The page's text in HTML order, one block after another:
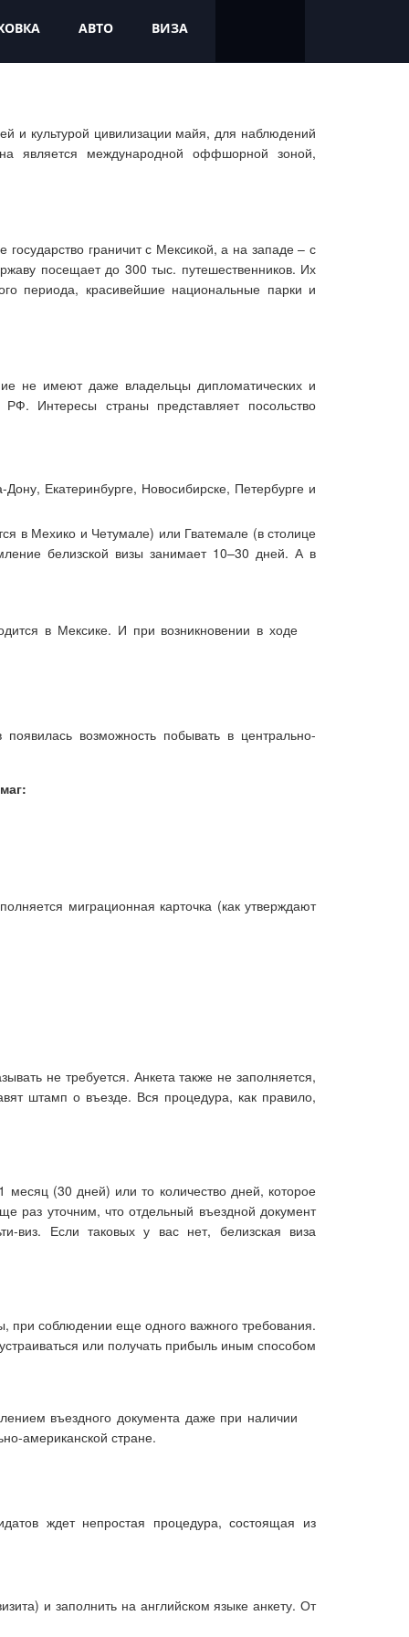
АВТО ВИЗА
и культурой цивилизации майя, для наблюдений
является международной оффшорной зоной,
граничит с Мексикой, а на западе – с
посещает до 300 тыс. путешественников. Их
периода, красивейшие национальные парки и
не имеют даже владельцы дипломатических и
РФ. Интересы страны представляет посольство
Екатеринбурге, Новосибирске, Петербурге и
в Мехико и Четумале) или Гватемале (в столице
белизской визы занимает 10–30 дней. А в
в Мексике. И при возникновении в ходе
возможность побывать в центрально-
миграционная карточка (как утверждают
не требуется. Анкета также не заполняется,
штамп о въезде. Вся процедура, как правило,
(30 дней) или то количество дней, которое
раз уточним, что отдельный въездной документ
виз. Если таковых у вас нет, белизская виза
при соблюдении еще одного важного требования.
или получать прибыль иным способом
въездного документа даже при наличии
американской стране.
ждет непростая процедура, состоящая из
и заполнить на английском языке анкету. От